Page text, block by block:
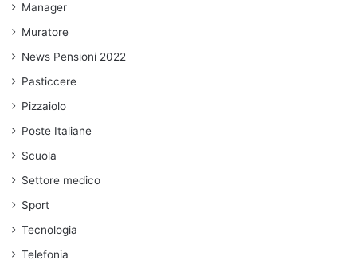
Manager
Muratore
News Pensioni 2022
Pasticcere
Pizzaiolo
Poste Italiane
Scuola
Settore medico
Sport
Tecnologia
Telefonia